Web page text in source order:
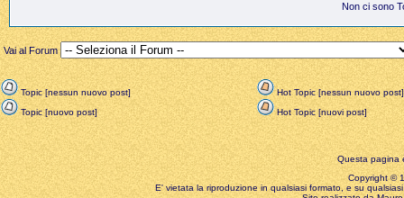
Non ci sono
Vai al Forum
Topic [nessun nuovo post]
Hot Topic [nessun nuovo post]
Topic [nuovo post]
Hot Topic [nuovi post]
Questa pagina
Copyright ©
E' vietata la riproduzione in qualsiasi formato, e su